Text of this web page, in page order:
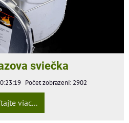
sviečka
Počet zobrazení: 2902
viac...